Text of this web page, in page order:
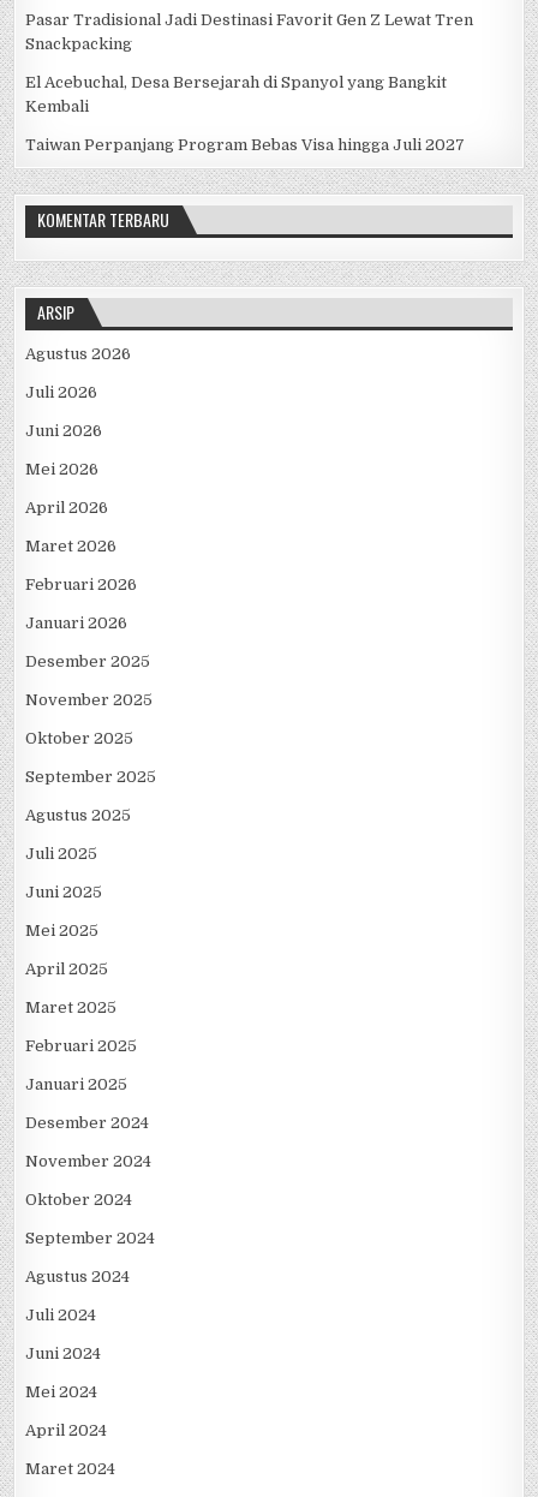
Pasar Tradisional Jadi Destinasi Favorit Gen Z Lewat Tren
Snackpacking
El Acebuchal, Desa Bersejarah di Spanyol yang Bangkit
Kembali
Taiwan Perpanjang Program Bebas Visa hingga Juli 2027
KOMENTAR TERBARU
ARSIP
Agustus 2026
Juli 2026
Juni 2026
Mei 2026
April 2026
Maret 2026
Februari 2026
Januari 2026
Desember 2025
November 2025
Oktober 2025
September 2025
Agustus 2025
Juli 2025
Juni 2025
Mei 2025
April 2025
Maret 2025
Februari 2025
Januari 2025
Desember 2024
November 2024
Oktober 2024
September 2024
Agustus 2024
Juli 2024
Juni 2024
Mei 2024
April 2024
Maret 2024